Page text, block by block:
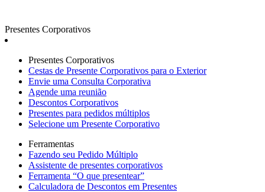
Presentes Corporativos
Presentes Corporativos
Cestas de Presente Corporativos para o Exterior
Envie uma Consulta Corporativa
Agende uma reunião
Descontos Corporativos
Presentes para pedidos múltiplos
Selecione um Presente Corporativo
Ferramentas
Fazendo seu Pedido Múltiplo
Assistente de presentes corporativos
Ferramenta “O que presentear”
Calculadora de Descontos em Presentes